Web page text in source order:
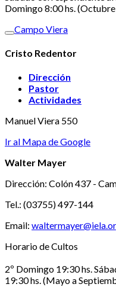
Domingo 8:00 hs.
Campo Viera
Cristo Redentor
Dirección
Pastor
Actividades
Manuel Viera 550
Ir al Mapa de Google
Walter Mayer
Dirección: Colón 437 -
Tel.: (03755) 497-144
Email:
Horario de Cultos
2º Domingo 19:30 hs.
19:30 hs. (Mayo a